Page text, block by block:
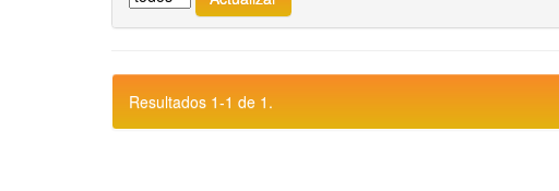
Resultados 1-1 de 1.